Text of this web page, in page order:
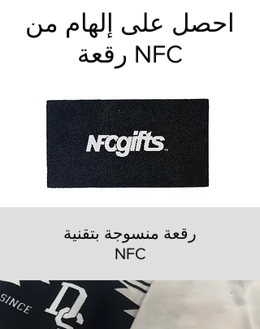
احصل على إلهام من
رقعة NFC
رقعة منسوجة بتقنية
NFC